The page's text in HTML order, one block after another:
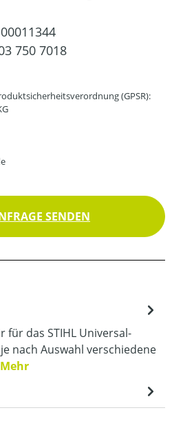
750 7018
(GPSR):
SENDEN
für das STIHL Universal-
nach Auswahl verschiedene
Mehr